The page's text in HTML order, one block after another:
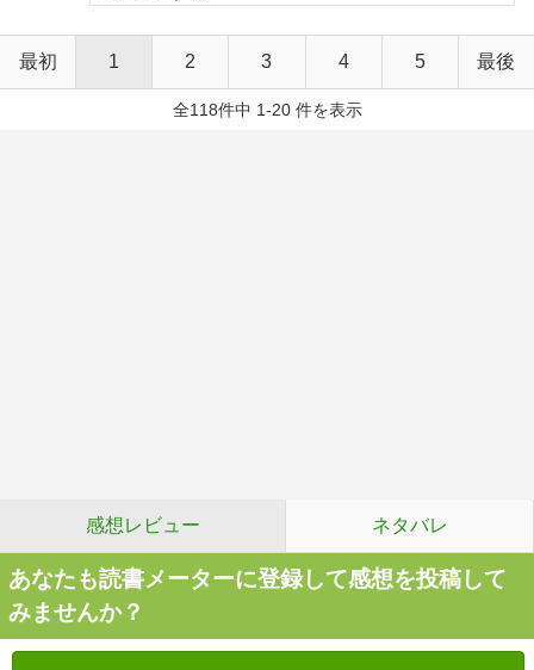
最初 1 2 3 4 5 最後
全118件中 1-20 件を表示
感想レビュー ネタバレ
あなたも読書メーターに登録して感想を投稿して
みませんか？